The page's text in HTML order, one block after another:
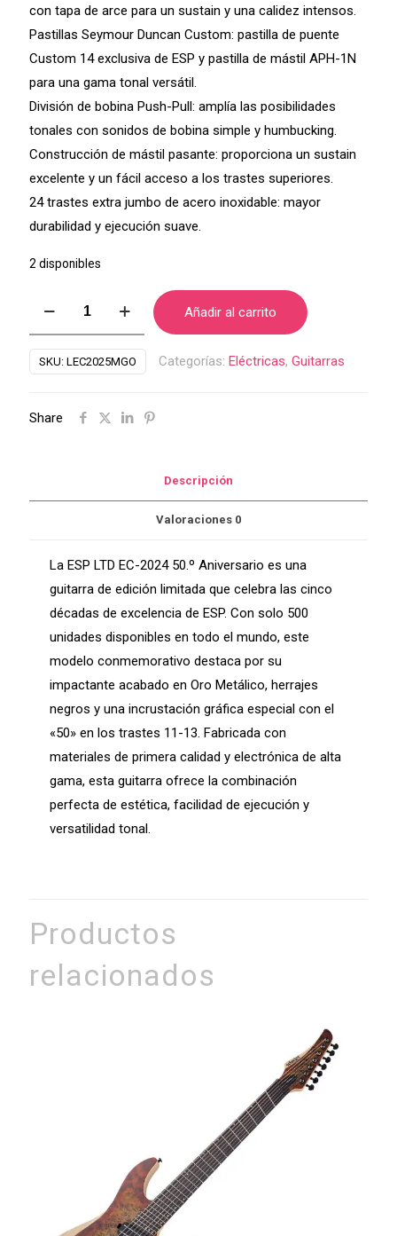
con tapa de arce para un sustain y una calidez intensos.
Pastillas Seymour Duncan Custom: pastilla de puente
Custom 14 exclusiva de ESP y pastilla de mástil APH-1N
para una gama tonal versátil.
División de bobina Push-Pull: amplía las posibilidades
tonales con sonidos de bobina simple y humbucking.
Construcción de mástil pasante: proporciona un sustain
excelente y un fácil acceso a los trastes superiores.
24 trastes extra jumbo de acero inoxidable: mayor
durabilidad y ejecución suave.
2 disponibles
50th
Anniversary
Gold
Añadir al carrito
SKU: LEC2025MGO Categorías: Eléctricas, Guitarras
Share
Descripción
Valoraciones 0
La ESP LTD EC-2024 50.º Aniversario es una
guitarra de edición limitada que celebra las cinco
décadas de excelencia de ESP. Con solo 500
unidades disponibles en todo el mundo, este
modelo conmemorativo destaca por su
impactante acabado en Oro Metálico, herrajes
negros y una incrustación gráfica especial con el
«50» en los trastes 11-13. Fabricada con
materiales de primera calidad y electrónica de alta
gama, esta guitarra ofrece la combinación
perfecta de estética, facilidad de ejecución y
versatilidad tonal.
Productos
relacionados